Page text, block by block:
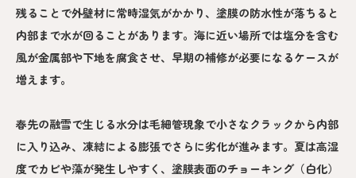
残ることで外壁材に常時湿気がかかり、塗膜の防水性が落ちると
内部まで水が回ることがあります。海に近い場所では塩分を含む
風が金属部や下地を腐食させ、早期の補修が必要になるケースが
増えます。
春先の融雪で生じる水分は毛細管現象で小さなクラックから内部
に入り込み、凍結による膨張でさらに劣化が進みます。夏は高湿
度でカビや藻が発生しやすく、塗膜表面のチョーキング（白化）